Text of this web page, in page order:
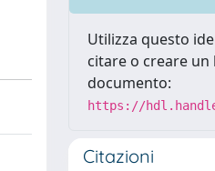
Utilizza questo
citare o creare un
documento:
https://
Citazioni